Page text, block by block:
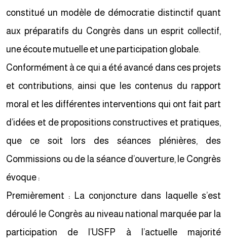
constitué un modèle de démocratie distinctif quant
aux préparatifs du Congrès dans un esprit collectif,
une écoute mutuelle et une participation globale.
Conformément à ce qui a été avancé dans ces projets
et contributions, ainsi que les contenus du rapport
moral et les différentes interventions qui ont fait part
d’idées et de propositions constructives et pratiques,
que ce soit lors des séances plénières, des
Commissions ou de la séance d’ouverture, le Congrès
évoque :
Premièrement : La conjoncture dans laquelle s’est
déroulé le Congrès au niveau national marquée par la
participation de l’USFP à l’actuelle majorité